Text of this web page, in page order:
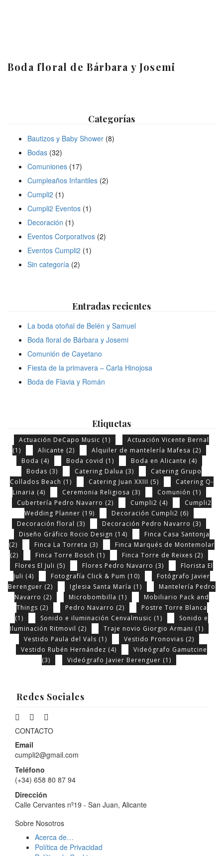
Boda floral de Bárbara y Josemi
Categorías
Bautizos y Baby Shower (8)
Bodas (32)
Comuniones (17)
Cumpleaños Infantiles (2)
Cumpli2 (1)
Cumpli2 Eventos (1)
Decoración (1)
Eventos Corporativos (2)
Eventos Cumpli2 (1)
Sin categoría (2)
Entradas recientes
La boda otoñal de Belén y Samuel
Boda floral de Bárbara y Josemi
Comunión de Cayetano
Fiesta de la primavera – Carla Hinojosa
Boda de Flavia y Román
Etiquetas
Actuación DeCapo Music (1)
Actuación Vicente Bernal
(1)
Alicante (2) Alquiler de mantelería Mafesa (2)
Boda (4) Boda covid (1) Boda en Alicante (4)
Bodas (3) Catering Dalua (3)
Catering Grupo
Collados Beach (1) Catering Juan XXIII (5)
Catering Q-
Linaria (4) Ceremonia Religiosa (3) Comunión (1)
Cubertería Pedro Navarro (2) Cumpli2 (4)
Cumpli2
Wedding Planner (19) Decoración Cumpli2 (6)
Decoración floral (3) Decoración Pedro Navarro (3)
Diseño Gráfico Rocio Design (14)
Finca Casa Santonja
(2)
Finca La Torreta (3)
Finca Marqués de Montemolar
(2)
Finca Torre Bosch (1) Finca Torre de Reixes (2)
Flores El Juli (5) Flores Pedro Navarro (3)
Florista El
Juli (4) Fotografía Click & Pum (10)
Fotógrafo Javier
Berenguer (2) Iglesia Santa María (1)
Mantelería Pedro
Navarro (2) Microbombilla (1)
Mobiliario Pack and
Things (2) Pedro Navarro (2)
Postre Torre Blanca
(1)
Sonido e iluminación Cenvalmusic (1)
Sonido e
Iluminación Ritmovil (2) Traje novio Giorgio Armani (1)
Vestido Paula del Vals (1) Vestido Pronovias (2)
Vestido Rubén Hernández (4)
Videógrafo Gamutcine
(3)
Videógrafo Javier Berenguer (1)
Redes Sociales
CONTACTO
Email
cumpli2@gmail.com
Teléfono
(+34) 658 80 87 94
Dirección
Calle Cervantes nº19 - San Juan, Alicante
Sobre Nosotros
Acerca de…
Política de Privacidad